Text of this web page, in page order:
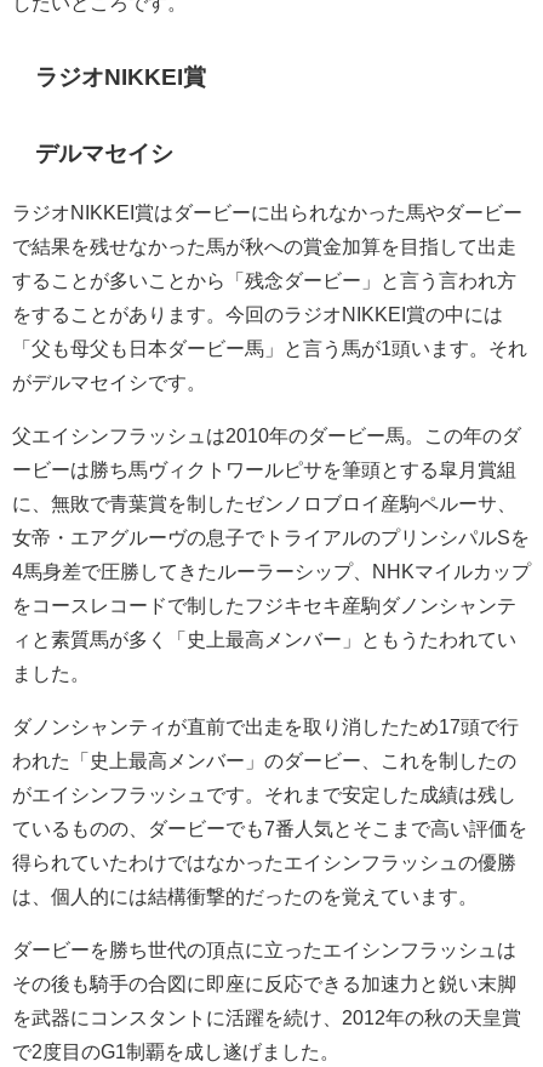
ラジオNIKKEI賞
デルマセイシ
ラジオNIKKEI賞はダービーに出られなかった馬やダービー
で結果を残せなかった馬が秋への賞金加算を目指して出走
することが多いことから「残念ダービー」と言う言われ方
をすることがあります。今回のラジオNIKKEI賞の中には
「父も母父も日本ダービー馬」と言う馬が1頭います。それ
がデルマセイシです。
父エイシンフラッシュは2010年のダービー馬。この年のダ
ービーは勝ち馬ヴィクトワールピサを筆頭とする皐月賞組
に、無敗で青葉賞を制したゼンノロブロイ産駒ペルーサ、
女帝・エアグルーヴの息子でトライアルのプリンシパルSを
4馬身差で圧勝してきたルーラーシップ、NHKマイルカップ
をコースレコードで制したフジキセキ産駒ダノンシャンテ
ィと素質馬が多く「史上最高メンバー」ともうたわれてい
ました。
ダノンシャンティが直前で出走を取り消したため17頭で行
われた「史上最高メンバー」のダービー、これを制したの
がエイシンフラッシュです。それまで安定した成績は残し
ているものの、ダービーでも7番人気とそこまで高い評価を
得られていたわけではなかったエイシンフラッシュの優勝
は、個人的には結構衝撃的だったのを覚えています。
ダービーを勝ち世代の頂点に立ったエイシンフラッシュは
その後も騎手の合図に即座に反応できる加速力と鋭い末脚
を武器にコンスタントに活躍を続け、2012年の秋の天皇賞
で2度目のG1制覇を成し遂げました。